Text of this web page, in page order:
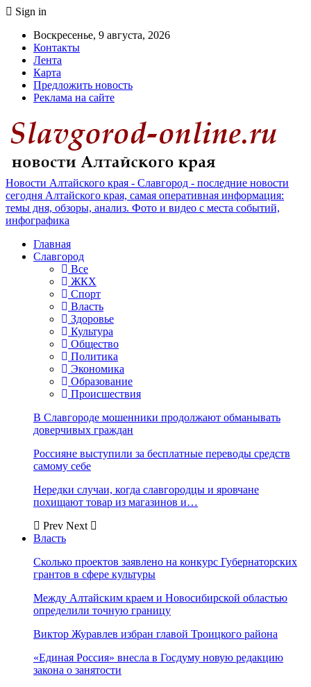
Sign in
Воскресенье, 9 августа, 2026
Контакты
Лента
Карта
Предложить новость
Реклама на сайте
Новости Алтайского края - Славгород - последние новости
сегодня Алтайского края, самая оперативная информация:
темы дня, обзоры, анализ. Фото и видео с места событий,
инфографика
Главная
Славгород
Все
ЖКХ
Спорт
Власть
Здоровье
Культура
Общество
Политика
Экономика
Образование
Происшествия
В Славгороде мошенники продолжают обманывать
доверчивых граждан
Россияне выступили за бесплатные переводы средств
самому себе
Нередки случаи, когда славгородцы и яровчане
похищают товар из магазинов и…
Prev Next
Власть
Сколько проектов заявлено на конкурс Губернаторских
грантов в сфере культуры
Между Алтайским краем и Новосибирской областью
определили точную границу
Виктор Журавлев избран главой Троицкого района
«Единая Россия» внесла в Госдуму новую редакцию
закона о занятости